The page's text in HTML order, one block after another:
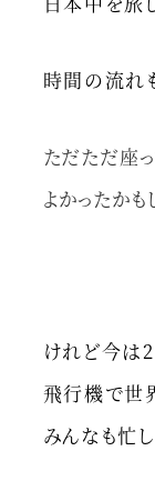
時間の流れ
ただただ座
よかったかも
けれど今は
飛行機で世
みんなも忙し